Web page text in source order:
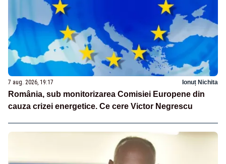
7 aug. 2026, 19:17 Ionuț Nichita
România, sub monitorizarea Comisiei Europene din
cauza crizei energetice. Ce cere Victor Negrescu